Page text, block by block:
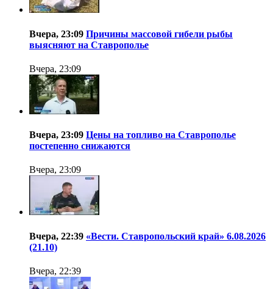
Вчера, 23:09 Причины массовой гибели рыбы
выясняют на Ставрополье
Вчера, 23:09
Вчера, 23:09 Цены на топливо на Ставрополье
постепенно снижаются
Вчера, 23:09
Вчера, 22:39 «Вести. Ставропольский край» 6.08.2026
(21.10)
Вчера, 22:39